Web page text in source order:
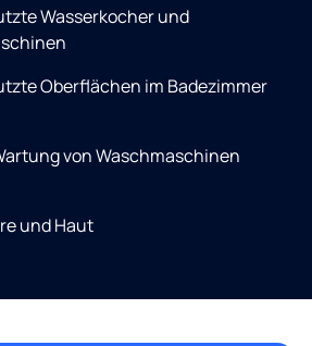
Wasserkocher und
Oberflächen im Badezimmer
von Waschmaschinen
und Haut